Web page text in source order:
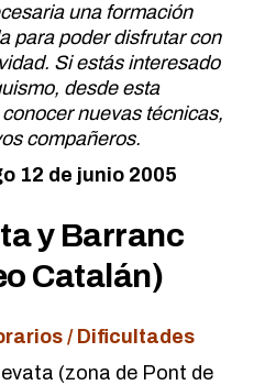
una formación
para poder disfrutar con
Si estás interesado
desde esta
nuevas técnicas,
compañeros.
12 de junio 2005
y Barranc
Catalán)
/ Dificultades
(zona de Pont de